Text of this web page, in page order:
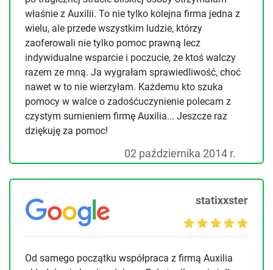
właśnie z Auxilii. To nie tylko kolejna firma jedna z
wielu, ale przede wszystkim ludzie, którzy
zaoferowali nie tylko pomoc prawną lecz
indywidualne wsparcie i poczucie, że ktoś walczy
razem ze mną. Ja wygrałam sprawiedliwość, choć
nawet w to nie wierzyłam. Każdemu kto szuka
pomocy w walce o zadośćuczynienie polecam z
czystym sumieniem firmę Auxilia... Jeszcze raz
dziękuję za pomoc!
02 października 2014 r.
statixxster
Od samego początku współpraca z firmą Auxilia